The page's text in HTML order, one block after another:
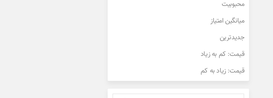
محبوبیت
میانگین امتیاز
جدیدترین
قیمت: کم به زیاد
قیمت: زیاد به کم